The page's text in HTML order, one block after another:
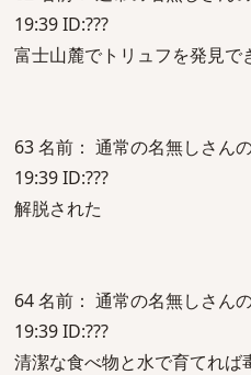
19:39 ID:???
富士山麓でトリュフを発見で
63 名前： 通常の名無しさん
19:39 ID:???
解脱された
64 名前： 通常の名無しさん
19:39 ID:???
清潔な食べ物と水で育てれば